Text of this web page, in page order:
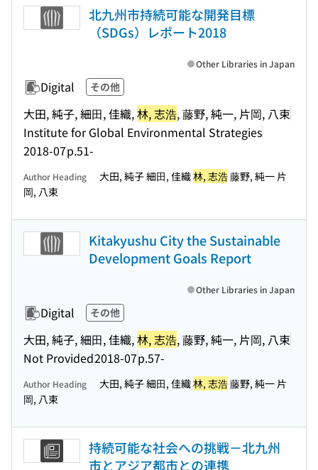
北九州市持続可能な開発目標
（SDGs）レポート2018
Digital その他
大田, 純子, 細⽥, 佳織,林, 志浩, 藤野, 純一, 片岡, 八束
Institute for Global Environmental Strategies
2018-07p.51-
Other Libraries in Japan
Author Heading 大田, 純子 細⽥, 佳織林, 志浩藤野, 純一 片
岡, 八束
Kitakyushu City the Sustainable
Development Goals Report
Digital その他
大田, 純子, 細⽥, 佳織,林, 志浩, 藤野, 純一, 片岡, 八束
Not Provided2018-07p.57-
Other Libraries in Japan
Author Heading 大田, 純子 細⽥, 佳織林, 志浩藤野, 純一 片
岡, 八束
持続可能な社会への挑戦－北九州
市とアジア都市との連携